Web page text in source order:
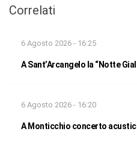
Correlati
6 Agosto 2026 - 16:25
A Sant’Arcangelo la “Notte
6 Agosto 2026 - 16:20
A Monticchio concerto